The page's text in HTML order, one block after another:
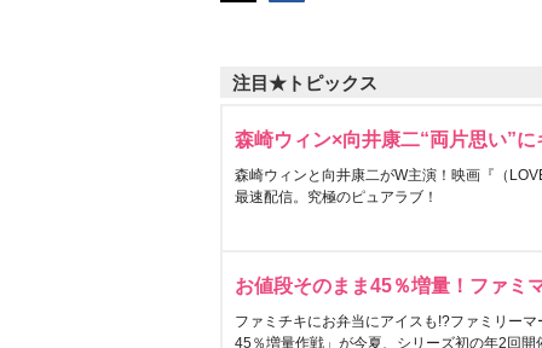
注目★トピックス
森崎ウィン×向井康二“両片思い”
森崎ウィンと向井康二がW主演！映画『（
最速配信。究極のピュアラブ！
お値段そのまま45％増量！ファミ
ファミチキにお弁当にアイスも!?ファミリー
45％増量作戦」が今夏、シリーズ初の年2回開